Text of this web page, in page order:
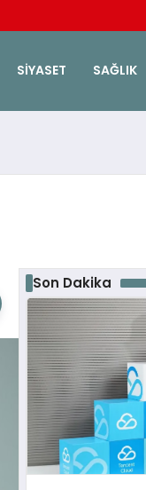
SIYASET SAĞLIK
Son Dakika